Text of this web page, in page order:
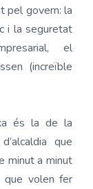
pel govern: la
i la seguretat
el
(increïble
és la de la
que
minut a minut
que volen fer